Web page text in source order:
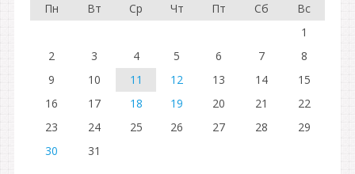
Пн
Вт Ср Чт Пт Сб
Вс
1
2
3 4 5 6 7
8
9
10 11 12 13 14
15
16
17 18 19 20 21
22
23
24 25 26 27 28
29
30
31